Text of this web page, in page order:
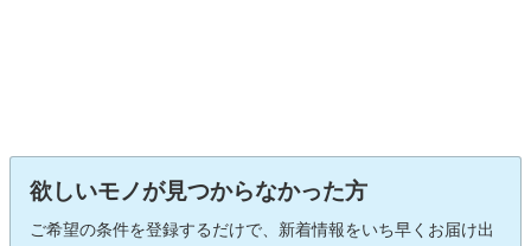
欲しいモノが見つからなかった方
ご希望の条件を登録するだけで、新着情報をいち早くお届け出